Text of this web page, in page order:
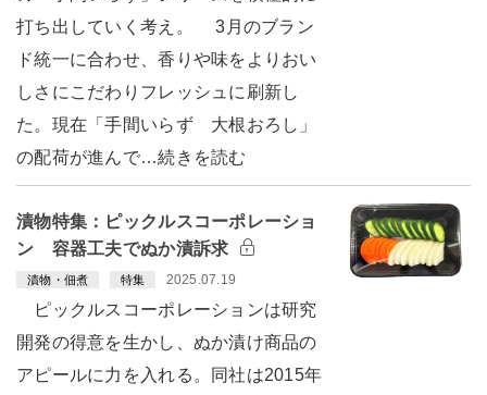
打ち出していく考え。 3月のブラン
ド統一に合わせ、香りや味をよりおい
しさにこだわりフレッシュに刷新し
た。現在「手間いらず 大根おろし」
の配荷が進んで…続きを読む
漬物特集：ピックルスコーポレーショ
ン 容器工夫でぬか漬訴求
漬物・佃煮 特集 2025.07.19
ピックルスコーポレーションは研究
開発の得意を生かし、ぬか漬け商品の
アピールに力を入れる。同社は2015年